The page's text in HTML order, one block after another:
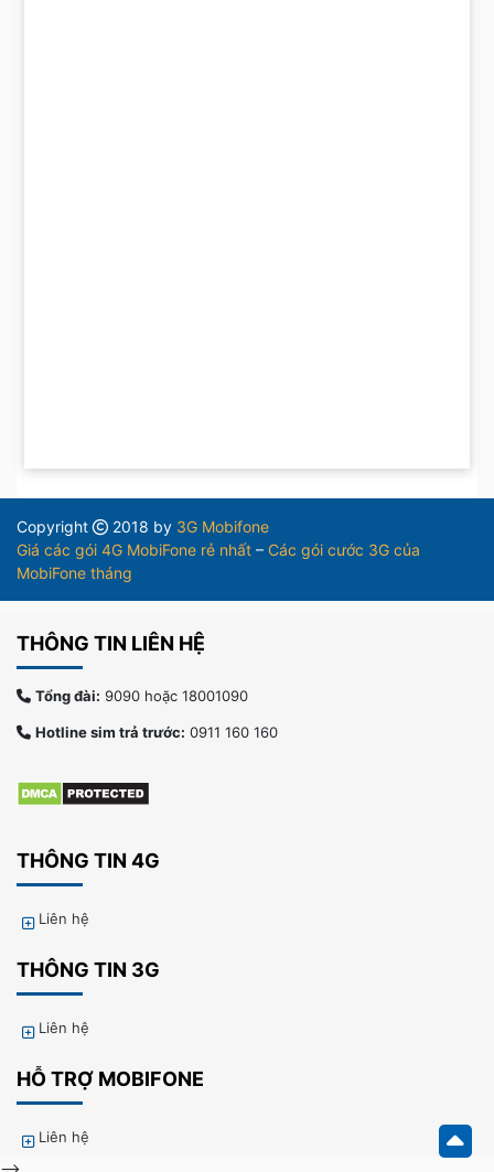
Copyright 2018 by 3G Mobifone
Giá các gói 4G MobiFone rẻ nhất – Các gói cước 3G của
MobiFone tháng
THÔNG TIN LIÊN HỆ
Tổng đài: 9090 hoặc 18001090
Hotline sim trả trước: 0911 160 160
THÔNG TIN 4G
Liên hệ
THÔNG TIN 3G
Liên hệ
HỖ TRỢ MOBIFONE
Liên hệ
-->